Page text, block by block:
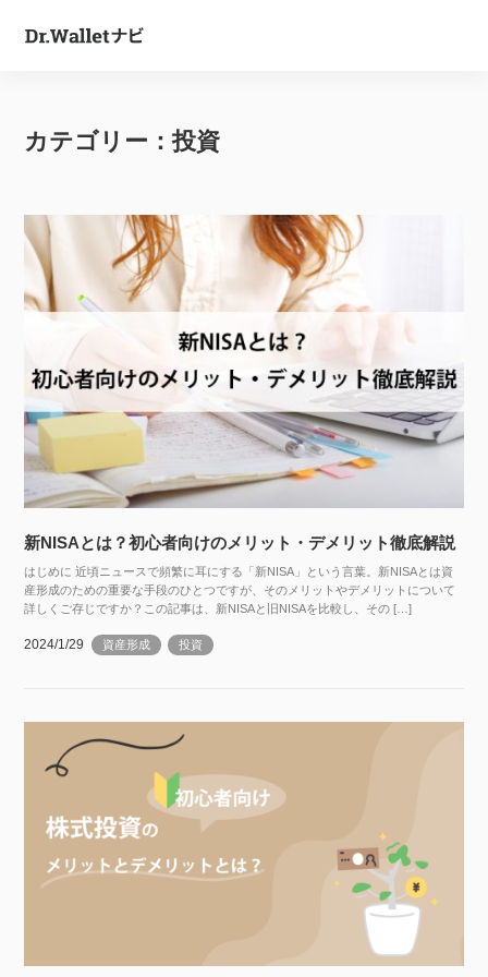
カテゴリー：投資
新NISAとは？初心者向けのメリット・デメリット徹底解説
はじめに 近頃ニュースで頻繁に耳にする「新NISA」という言葉。新NISAとは資
産形成のための重要な手段のひとつですが、そのメリットやデメリットについて
詳しくご存じですか？この記事は、新NISAと旧NISAを比較し、その […]
2024/1/29 資産形成 投資